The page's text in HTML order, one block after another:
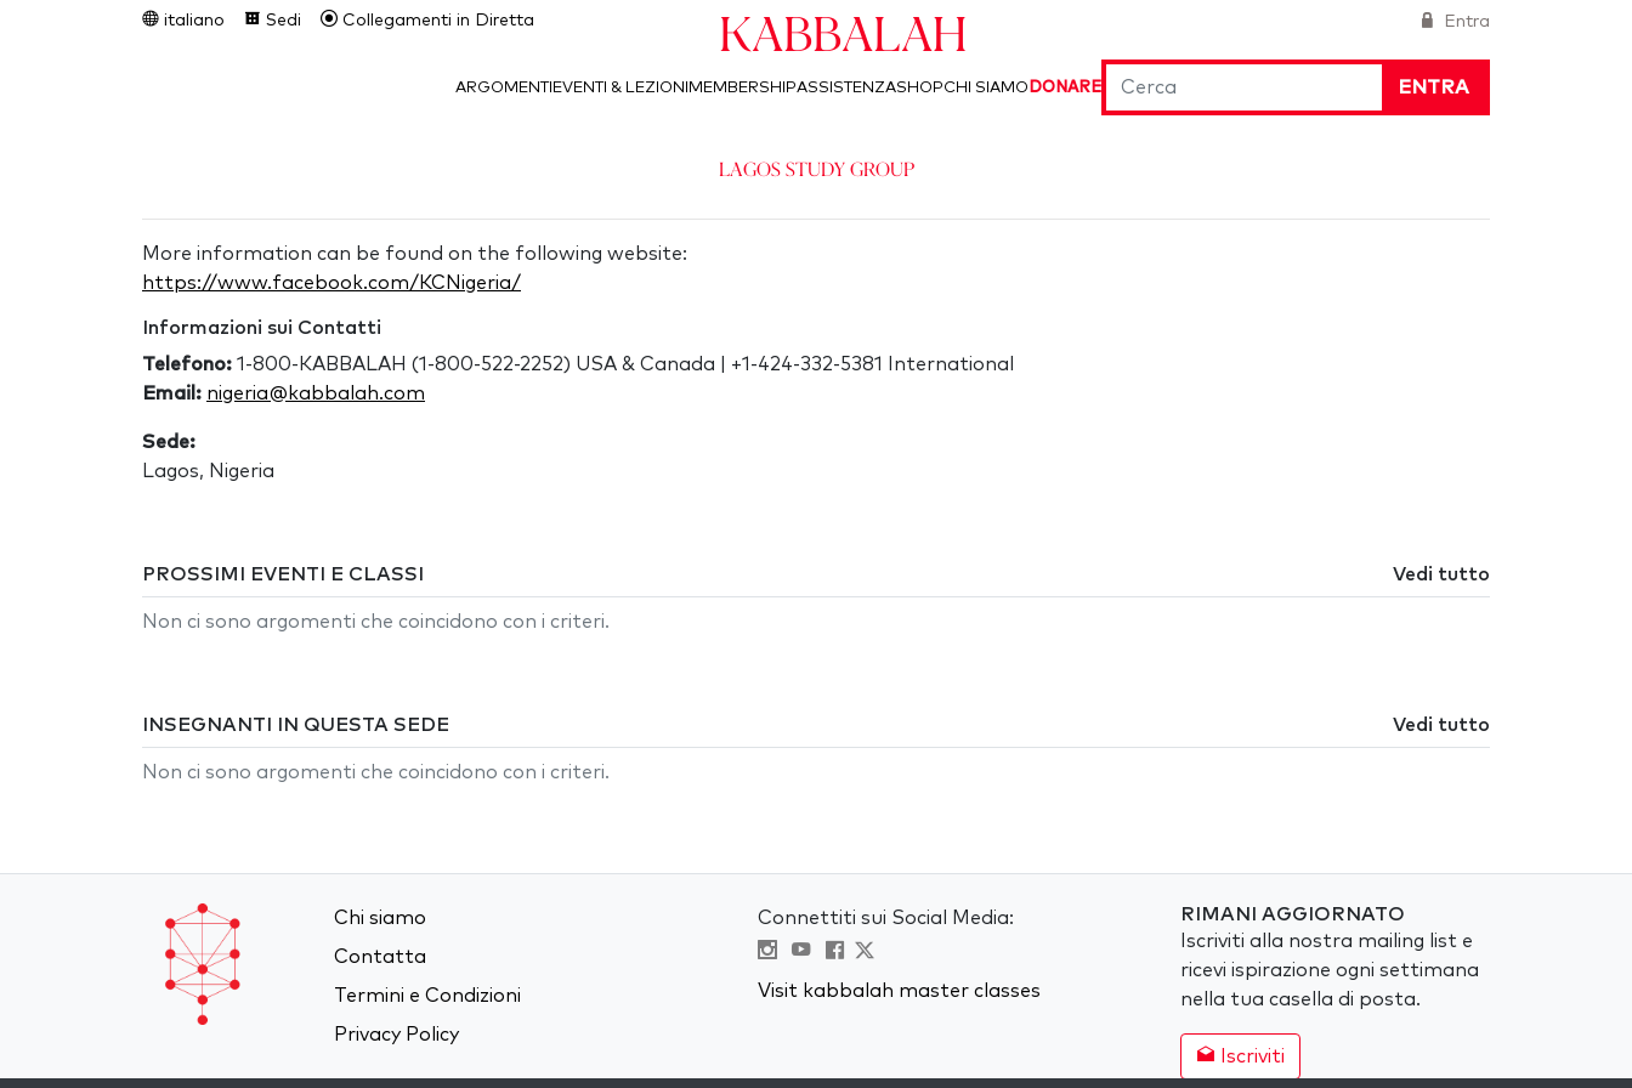
Entra
italiano Sedi Collegamenti in Diretta Kabbalah
ENTRA
ARGOMENTI EVENTI & LEZIONI MEMBERSHIPASSISTENZASHOPCHI SIAMO DONARE
Lagos Study Group
More information can be found on the following website:
https://www.facebook.com/KCNigeria/
Informazioni sui Contatti
Telefono: 1-800-KABBALAH (1-800-522-2252) USA & Canada | +1-424-332-5381 International
Email: nigeria@kabbalah.com
Sede:
Lagos, Nigeria
PROSSIMI EVENTI E CLASSI Vedi tutto
Non ci sono argomenti che coincidono con i criteri.
INSEGNANTI IN QUESTA SEDE Vedi tutto
Non ci sono argomenti che coincidono con i criteri.
Chi siamo
Contatta
Termini e Condizioni
Privacy Policy
Connettiti sui Social Media:
Visit kabbalah master classes
RIMANI AGGIORNATO
Iscriviti alla nostra mailing list e
ricevi ispirazione ogni settimana
nella tua casella di posta.
Iscriviti